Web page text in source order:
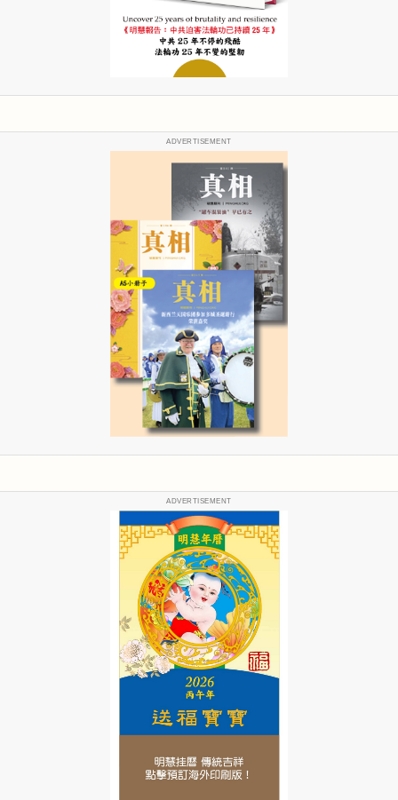
ADVERTISEMENT
ADVERTISEMENT